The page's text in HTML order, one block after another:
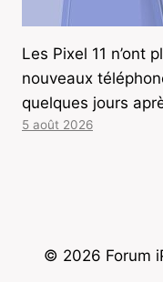
Les Pixel 11 n’ont
nouveaux
quelques jours
5 août 2026
© 2026 Forum